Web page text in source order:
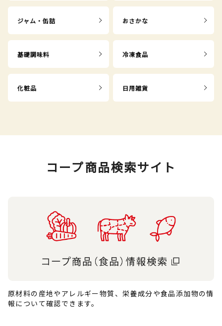
ジャム・缶詰 おさかな
基礎調味料 冷凍食品
化粧品 日用雑貨
コープ商品検索サイト
原材料の産地やアレルギー物質、栄養成分や食品添加物の情
報について確認できます。